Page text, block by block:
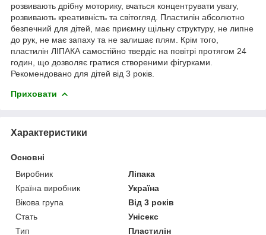
розвивають дрібну моторику, вчаться концентрувати увагу,
розвивають креативність та світогляд. Пластилін абсолютно
безпечний для дітей, має приємну щільну структуру, не липне
до рук, не має запаху та не залишає плям. Крім того,
пластилін ЛІПАКА самостійно твердіє на повітрі протягом 24
годин, що дозволяє гратися створеними фігурками.
Рекомендовано для дітей від 3 років.
Приховати
Характеристики
Основні
Виробник
Ліпака
Країна виробник
Україна
Вікова група
Від 3 років
Стать
Унісекс
Тип
Пластилін